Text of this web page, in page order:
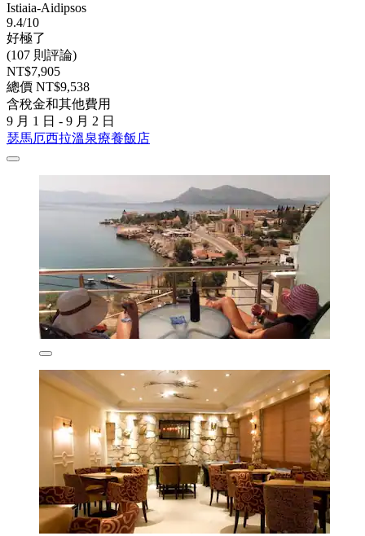
Istiaia-Aidipsos
9.4/10
好極了
(107 則評論)
NT$7,905
總價 NT$9,538
含稅金和其他費用
9 月 1 日 - 9 月 2 日
瑟馬厄西拉溫泉療養飯店